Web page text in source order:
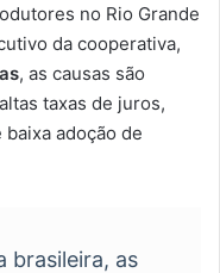
no Rio Grande
da cooperativa,
, as causas são
taxas de juros,
adoção de
brasileira, as